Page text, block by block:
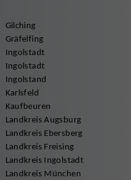
Gilching
Gräfelfing
Ingolstadt
Ingolstadt
Ingolstand
Karlsfeld
Kaufbeuren
Landkreis Augsburg
Landkreis Ebersberg
Landkreis Freising
Landkreis Ingolstadt
Landkreis München